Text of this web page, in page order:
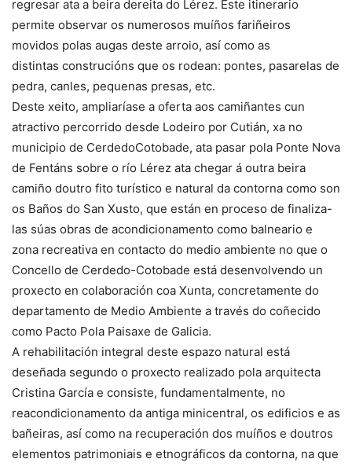
regresar ata a beira dereita do Lérez. Este itinerario
permite observar os numerosos muíños fariñeiros
movidos polas augas deste arroio, así como as
distintas construcións que os rodean: pontes, pasarelas de
pedra, canles, pequenas presas, etc.
Deste xeito, ampliaríase a oferta aos camiñantes cun
atractivo percorrido desde Lodeiro por Cutián, xa no
municipio de CerdedoCotobade, ata pasar pola Ponte Nova
de Fentáns sobre o río Lérez ata chegar á outra beira
camiño doutro fito turístico e natural da contorna como son
os Baños do San Xusto, que están en proceso de finaliza-
las súas obras de acondicionamento como balneario e
zona recreativa en contacto do medio ambiente no que o
Concello de Cerdedo-Cotobade está desenvolvendo un
proxecto en colaboración coa Xunta, concretamente do
departamento de Medio Ambiente a través do coñecido
como Pacto Pola Paisaxe de Galicia.
A rehabilitación integral deste espazo natural está
deseñada segundo o proxecto realizado pola arquitecta
Cristina García e consiste, fundamentalmente, no
reacondicionamento da antiga minicentral, os edificios e as
bañeiras, así como na recuperación dos muíños e doutros
elementos patrimoniais e etnográficos da contorna, na que